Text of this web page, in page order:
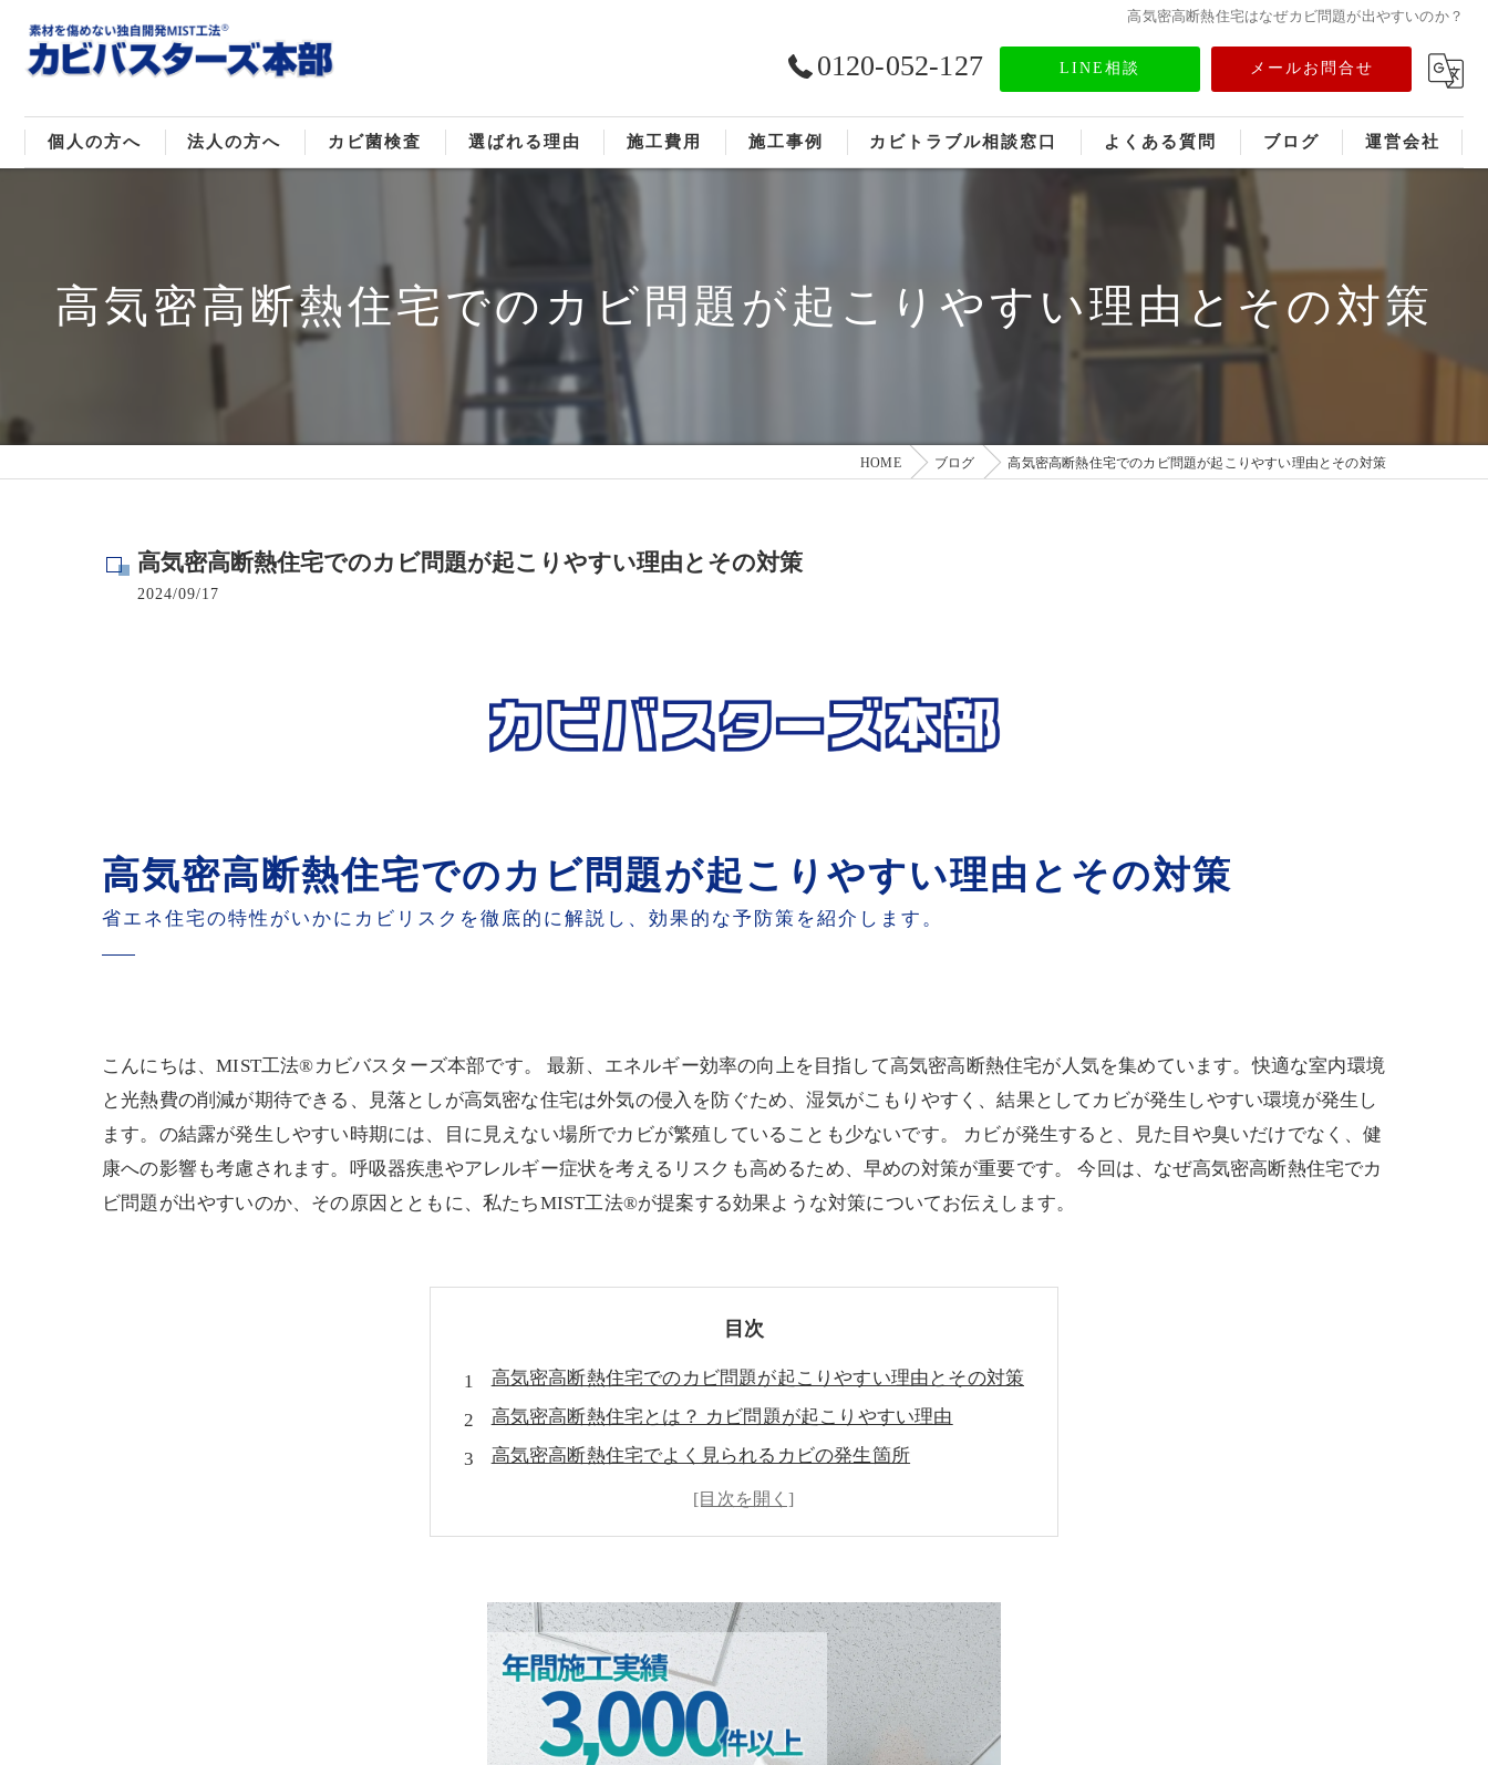
高気密高断熱住宅はなぜカビ問題が出やすいのか？
0120-052-127 LINE相談 メールお問合せ
個人の方へ 法人の方へ
店舗のカビ取り
病院･クリニックのカビ取り
カビ菌検査 選ばれる理由
MIST工法®
施工費用 施工事例 カビトラブル相談窓口 よくある質問 ブログ 運営会社
メディア情報
高気密高断熱住宅でのカビ問題が起こりやすい理由とその対策
HOME ブログ 高気密高断熱住宅でのカビ問題が起こりやすい理由とその対策
高気密高断熱住宅でのカビ問題が起こりやすい理由とその対策
2024/09/17
高気密高断熱住宅でのカビ問題が起こりやすい理由とその対策
省エネ住宅の特性がいかにカビリスクを徹底的に解説し、効果的な予防策を紹介します。
こんにちは、MIST工法®カビバスターズ本部です。 最新、エネルギー効率の向上を目指して高気密高断熱住宅が人気を集めています。快適な室内環境
と光熱費の削減が期待できる、見落としが高気密な住宅は外気の侵入を防ぐため、湿気がこもりやすく、結果としてカビが発生しやすい環境が発生し
ます。の結露が発生しやすい時期には、目に見えない場所でカビが繁殖していることも少ないです。 カビが発生すると、見た目や臭いだけでなく、健
康への影響も考慮されます。呼吸器疾患やアレルギー症状を考えるリスクも高めるため、早めの対策が重要です。 今回は、なぜ高気密高断熱住宅でカ
ビ問題が出やすいのか、その原因とともに、私たちMIST工法®が提案する効果ような対策についてお伝えします。
目次
高気密高断熱住宅でのカビ問題が起こりやすい理由とその対策
高気密高断熱住宅とは？ カビ問題が起こりやすい理由
高気密高断熱住宅でよく見られるカビの発生箇所
カビがもたらす健康への影響
高気密高断熱住宅でカビを防ぐためのポイント
MIST工法®による高気密高断熱住宅でのカビ対策
施工事例：MIST工法®を用いたカビ除去の成功事例
高気密高断熱住宅でのカビ対策は早めの対応が重要